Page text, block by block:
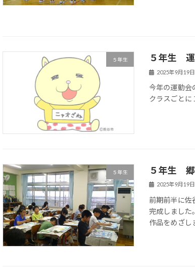
５年生 ５年生
2025年9月19日
今年の運動会
クラスごとに
５年生 ５年生 郷
2025年9月19日
前期前半に佐
完成しました
作品をめざし